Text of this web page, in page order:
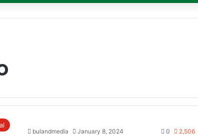
bulandmedia January 8, 2024 0 2,506